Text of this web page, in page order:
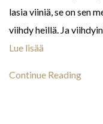
lasia viiniä, se on sen
viihdy heillä. Ja
Lue lisää
Continue Reading